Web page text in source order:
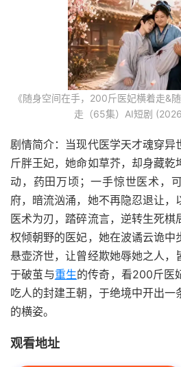
《随身空间在手，200斤医妃横着走&
走（65集）AI短剧
剧情简介：当现代医学天才魂穿异
斤胖王妃，她命如草芥，却身藏乾
动，药田万顷；一手惊世医术，
府，暗流汹涌，她不再隐忍退让，
医术为刃，踏碎流言，逆转生死棋
权倾朝野的医妃，她在波谲云诡中
悬壶济世，让曾经欺她辱她之人，
于破茧与重生的传奇，看200斤医
吃人的封建王朝，于绝境中开出一
的横姿。
观看地址